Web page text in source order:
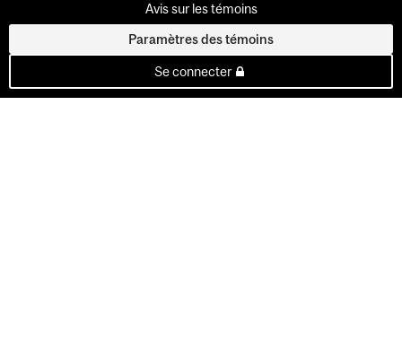
Avis sur les témoins
Paramètres des témoins
Se connecter